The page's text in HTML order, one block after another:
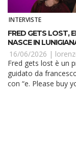
INTERVISTE
FRED GETS LOST,
NASCE IN
16/06/2026 |
Fred gets lost è un
guidato da
con “e. Please buy